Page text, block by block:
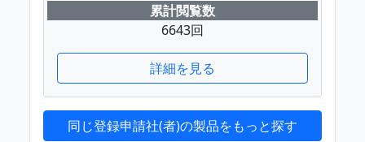
累計閲覧数
6643回
詳細を見る
同じ登録申請社(者)の製品をもっと探す